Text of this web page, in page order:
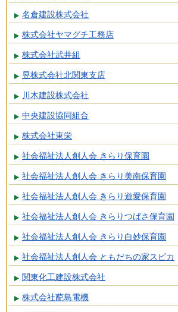
名倉建設株式会社
株式会社ヤマグチ工務店
株式会社武井組
昱株式会社北関東支店
川木建設株式会社
中央建設協同組合
株式会社東栄
社会福祉法人創人会 きらり保育園
社会福祉法人創人会 きらり美南保育園
社会福祉法人創人会 きらり遊愛保育園
社会福祉法人創人会 きらりつばさ保育園
社会福祉法人創人会 きらり白妙保育園
社会福祉法人創人会 ともだちの家スピカ
関東化工建設株式会社
株式会社蓜島電機